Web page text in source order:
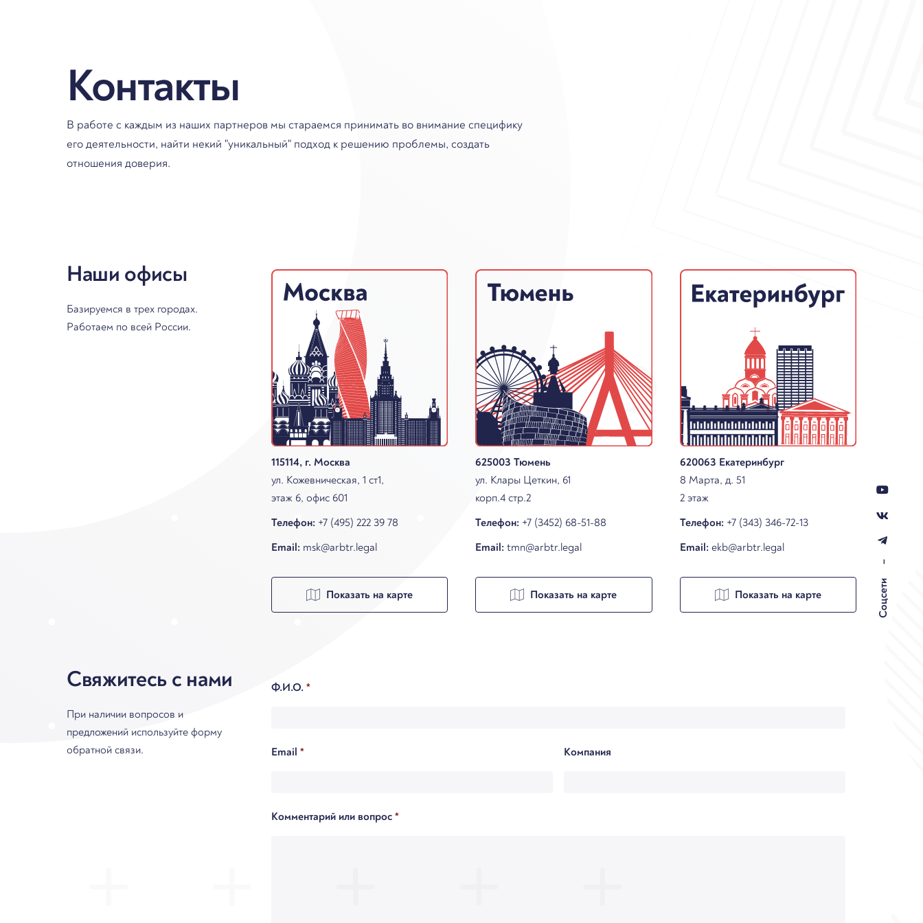
Соцсети
Контакты
В работе с каждым из наших партнеров мы стараемся принимать во внимание специфику
его деятельности, найти некий "уникальный" подход к решению проблемы, создать
отношения доверия.
Наши офисы
Базируемся в трех городах.
Работаем по всей России.
115114, г. Москва
ул. Кожевническая, 1 ст1,
этаж 6, офис 601
Телефон: +7 (495) 222 39 78
Email: msk@arbtr.legal
Показать на карте
625003 Тюмень
ул. Клары Цеткин, 61
корп.4 стр.2
Телефон: +7 (3452) 68-51-88
Email: tmn@arbtr.legal
Показать на карте
620063 Екатеринбург
8 Марта, д. 51
2 этаж
Телефон: +7 (343) 346-72-13
Email: ekb@arbtr.legal
Показать на карте
Свяжитесь с нами
При наличии вопросов и
предложений используйте форму
обратной связи.
Ф.И.О. *
Email * Компания
Комментарий или вопрос *